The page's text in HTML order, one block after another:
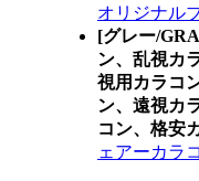
オリジナル
[グレー/
ン、乱視カ
視用カラコ
ン、遠視カ
コン、格安
ェアーカラ